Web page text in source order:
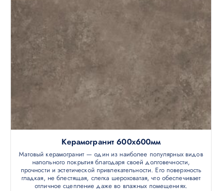
Керамогранит 600х600мм
Матовый керамогранит — один из наиболее популярных видов
напольного покрытия благодаря своей долговечности,
прочности и эстетической привлекательности. Его поверхность
гладкая, не блестящая, слегка шероховатая, что обеспечивает
отличное сцепление даже во влажных помещениях.